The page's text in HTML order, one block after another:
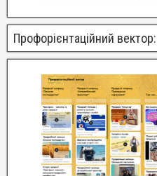
Профорієнтаційний вектор: